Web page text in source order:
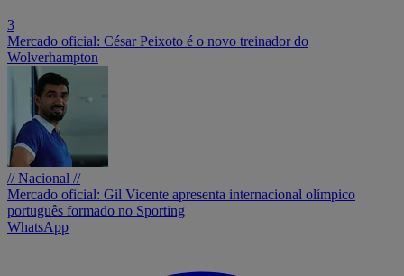
3
Mercado oficial: César Peixoto é o novo treinador do
Wolverhampton
// Nacional //
Mercado oficial: Gil Vicente apresenta internacional olímpico
português formado no Sporting
WhatsApp